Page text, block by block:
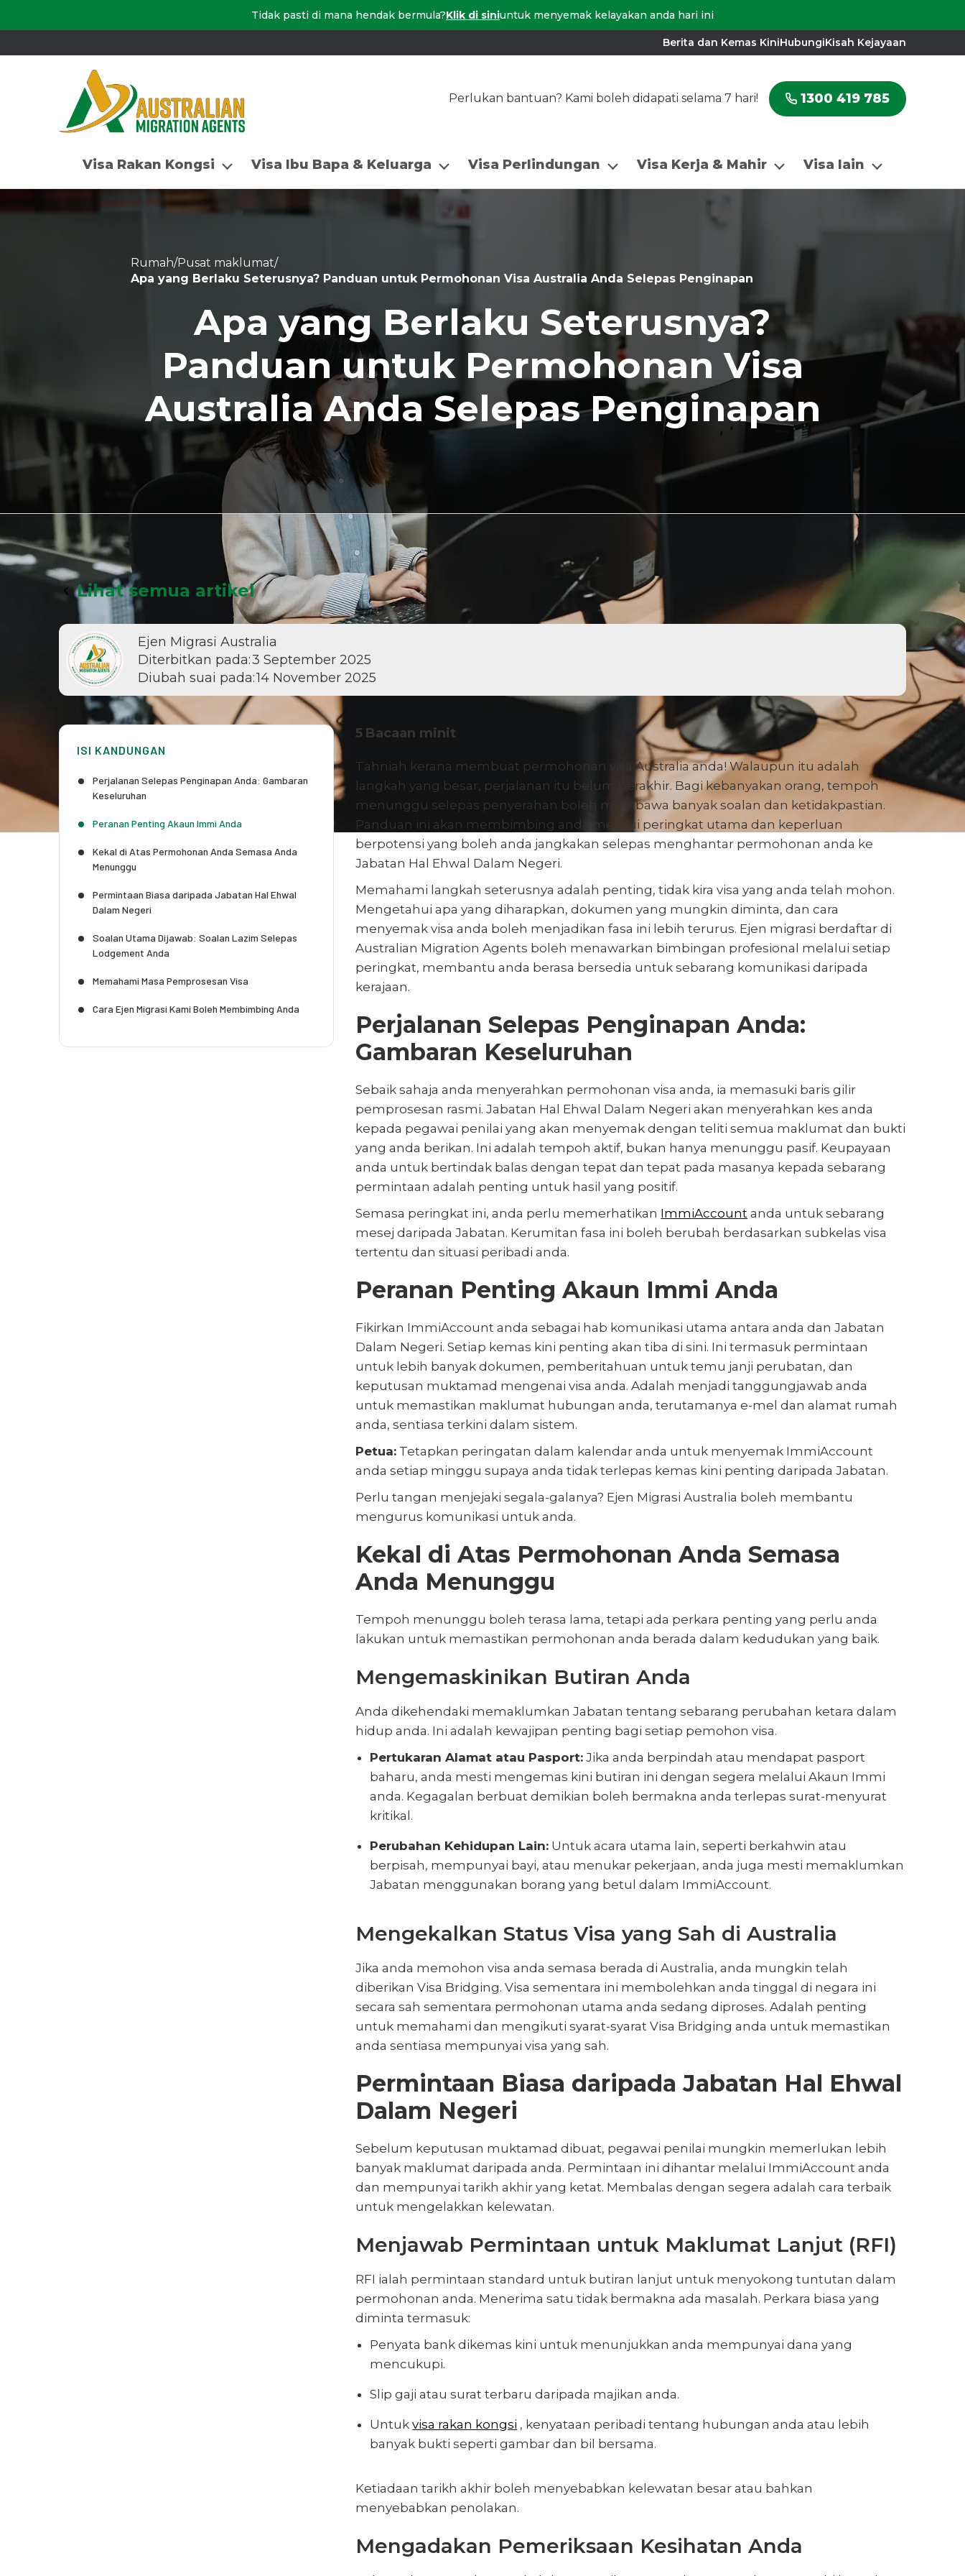
Tidak pasti di mana hendak bermula?Klik di siniuntuk menyemak kelayakan anda hari ini
Berita dan Kemas KiniHubungiKisah Kejayaan
Perlukan bantuan? Kami boleh didapati selama 7 hari! 1300 419 785
Visa Rakan Kongsi Visa Ibu Bapa & Keluarga Visa Perlindungan Visa Kerja & Mahir Visa lain
Rumah/Pusat maklumat/
Apa yang Berlaku Seterusnya? Panduan untuk Permohonan Visa Australia Anda Selepas Penginapan
Apa yang Berlaku Seterusnya?
Panduan untuk Permohonan Visa
Australia Anda Selepas Penginapan
Lihat semua artikel
Ejen Migrasi Australia
Diterbitkan pada:3 September 2025
Diubah suai pada:14 November 2025
ISI KANDUNGAN
Perjalanan Selepas Penginapan Anda: Gambaran
Keseluruhan
Peranan Penting Akaun Immi Anda
Kekal di Atas Permohonan Anda Semasa Anda
Menunggu
Permintaan Biasa daripada Jabatan Hal Ehwal
Dalam Negeri
Soalan Utama Dijawab: Soalan Lazim Selepas
Lodgement Anda
Memahami Masa Pemprosesan Visa
Cara Ejen Migrasi Kami Boleh Membimbing Anda
5 Bacaan minit
Tahniah kerana membuat permohonan visa Australia anda! Walaupun itu adalah
langkah yang besar, perjalanan itu belum berakhir. Bagi kebanyakan orang, tempoh
menunggu selepas penyerahan boleh membawa banyak soalan dan ketidakpastian.
Panduan ini akan membimbing anda melalui peringkat utama dan keperluan
berpotensi yang boleh anda jangkakan selepas menghantar permohonan anda ke
Jabatan Hal Ehwal Dalam Negeri.
Memahami langkah seterusnya adalah penting, tidak kira visa yang anda telah mohon.
Mengetahui apa yang diharapkan, dokumen yang mungkin diminta, dan cara
menyemak visa anda boleh menjadikan fasa ini lebih terurus. Ejen migrasi berdaftar di
Australian Migration Agents boleh menawarkan bimbingan profesional melalui setiap
peringkat, membantu anda berasa bersedia untuk sebarang komunikasi daripada
kerajaan.
Perjalanan Selepas Penginapan Anda:
Gambaran Keseluruhan
Sebaik sahaja anda menyerahkan permohonan visa anda, ia memasuki baris gilir
pemprosesan rasmi. Jabatan Hal Ehwal Dalam Negeri akan menyerahkan kes anda
kepada pegawai penilai yang akan menyemak dengan teliti semua maklumat dan bukti
yang anda berikan. Ini adalah tempoh aktif, bukan hanya menunggu pasif. Keupayaan
anda untuk bertindak balas dengan tepat dan tepat pada masanya kepada sebarang
permintaan adalah penting untuk hasil yang positif.
Semasa peringkat ini, anda perlu memerhatikan ImmiAccount anda untuk sebarang
mesej daripada Jabatan. Kerumitan fasa ini boleh berubah berdasarkan subkelas visa
tertentu dan situasi peribadi anda.
Peranan Penting Akaun Immi Anda
Fikirkan ImmiAccount anda sebagai hab komunikasi utama antara anda dan Jabatan
Dalam Negeri. Setiap kemas kini penting akan tiba di sini. Ini termasuk permintaan
untuk lebih banyak dokumen, pemberitahuan untuk temu janji perubatan, dan
keputusan muktamad mengenai visa anda. Adalah menjadi tanggungjawab anda
untuk memastikan maklumat hubungan anda, terutamanya e-mel dan alamat rumah
anda, sentiasa terkini dalam sistem.
Petua: Tetapkan peringatan dalam kalendar anda untuk menyemak ImmiAccount
anda setiap minggu supaya anda tidak terlepas kemas kini penting daripada Jabatan.
Perlu tangan menjejaki segala-galanya? Ejen Migrasi Australia boleh membantu
mengurus komunikasi untuk anda.
Kekal di Atas Permohonan Anda Semasa
Anda Menunggu
Tempoh menunggu boleh terasa lama, tetapi ada perkara penting yang perlu anda
lakukan untuk memastikan permohonan anda berada dalam kedudukan yang baik.
Mengemaskinikan Butiran Anda
Anda dikehendaki memaklumkan Jabatan tentang sebarang perubahan ketara dalam
hidup anda. Ini adalah kewajipan penting bagi setiap pemohon visa.
Pertukaran Alamat atau Pasport: Jika anda berpindah atau mendapat pasport
baharu, anda mesti mengemas kini butiran ini dengan segera melalui Akaun Immi
anda. Kegagalan berbuat demikian boleh bermakna anda terlepas surat-menyurat
kritikal.
Perubahan Kehidupan Lain: Untuk acara utama lain, seperti berkahwin atau
berpisah, mempunyai bayi, atau menukar pekerjaan, anda juga mesti memaklumkan
Jabatan menggunakan borang yang betul dalam ImmiAccount.
Mengekalkan Status Visa yang Sah di Australia
Jika anda memohon visa anda semasa berada di Australia, anda mungkin telah
diberikan Visa Bridging. Visa sementara ini membolehkan anda tinggal di negara ini
secara sah sementara permohonan utama anda sedang diproses. Adalah penting
untuk memahami dan mengikuti syarat-syarat Visa Bridging anda untuk memastikan
anda sentiasa mempunyai visa yang sah.
Permintaan Biasa daripada Jabatan Hal Ehwal
Dalam Negeri
Sebelum keputusan muktamad dibuat, pegawai penilai mungkin memerlukan lebih
banyak maklumat daripada anda. Permintaan ini dihantar melalui ImmiAccount anda
dan mempunyai tarikh akhir yang ketat. Membalas dengan segera adalah cara terbaik
untuk mengelakkan kelewatan.
Menjawab Permintaan untuk Maklumat Lanjut (RFI)
RFI ialah permintaan standard untuk butiran lanjut untuk menyokong tuntutan dalam
permohonan anda. Menerima satu tidak bermakna ada masalah. Perkara biasa yang
diminta termasuk:
Penyata bank dikemas kini untuk menunjukkan anda mempunyai dana yang
mencukupi.
Slip gaji atau surat terbaru daripada majikan anda.
Untukvisa rakan kongsi , kenyataan peribadi tentang hubungan anda atau lebih
banyak bukti seperti gambar dan bil bersama.
Ketiadaan tarikh akhir boleh menyebabkan kelewatan besar atau bahkan
menyebabkan penolakan.
Mengadakan Pemeriksaan Kesihatan Anda